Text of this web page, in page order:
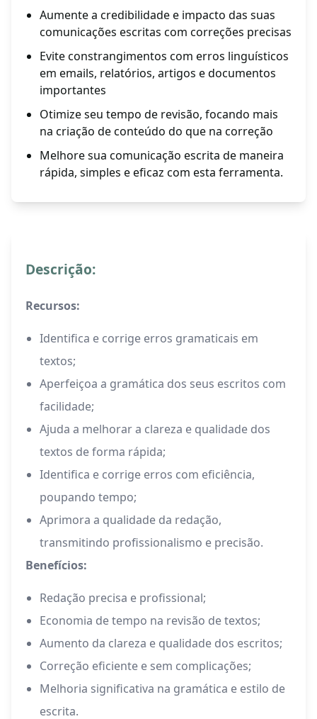
Aumente a credibilidade e impacto das suas
comunicações escritas com correções precisas
Evite constrangimentos com erros linguísticos
em emails, relatórios, artigos e documentos
importantes
Otimize seu tempo de revisão, focando mais
na criação de conteúdo do que na correção
Melhore sua comunicação escrita de maneira
rápida, simples e eficaz com esta ferramenta.
Descrição:
Recursos:
Identifica e corrige erros gramaticais em
textos;
Aperfeiçoa a gramática dos seus escritos com
facilidade;
Ajuda a melhorar a clareza e qualidade dos
textos de forma rápida;
Identifica e corrige erros com eficiência,
poupando tempo;
Aprimora a qualidade da redação,
transmitindo profissionalismo e precisão.
Benefícios:
Redação precisa e profissional;
Economia de tempo na revisão de textos;
Aumento da clareza e qualidade dos escritos;
Correção eficiente e sem complicações;
Melhoria significativa na gramática e estilo de
escrita.